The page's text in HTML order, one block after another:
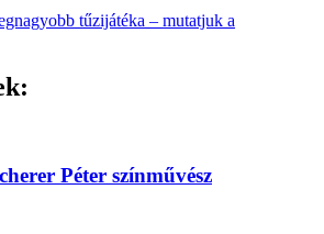
tűzijátéka – mutatjuk a
Péter színművész